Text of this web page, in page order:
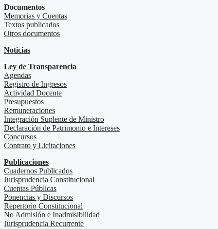
Documentos
Memorias y Cuentas
Textos publicados
Otros documentos
Noticias
Ley de Transparencia
Agendas
Registro de Ingresos
Actividad Docente
Presupuestos
Remuneraciones
Integración Suplente de Ministro
Declaración de Patrimonio e Intereses
Concursos
Contrato y Licitaciones
Publicaciones
Cuadernos Publicados
Jurisprudencia Constitucional
Cuentas Públicas
Ponencias y Discursos
Repertorio Constitucional
No Admisión e Inadmisibilidad
Jurisprudencia Recurrente